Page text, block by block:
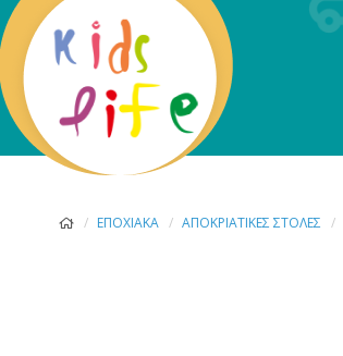
ΕΠΟΧΙΑΚΆ ΑΠΟΚΡΙΆΤΙΚΕΣ ΣΤΟΛΈΣ